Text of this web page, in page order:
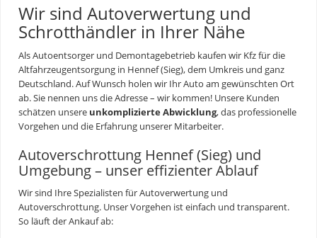
Wir sind Autoverwertung und
Schrotthändler in Ihrer Nähe
Als Autoentsorger und Demontagebetrieb kaufen wir Kfz für die
Altfahrzeugentsorgung in Hennef (Sieg), dem Umkreis und ganz
Deutschland. Auf Wunsch holen wir Ihr Auto am gewünschten Ort
ab. Sie nennen uns die Adresse – wir kommen! Unsere Kunden
schätzen unsere unkomplizierte Abwicklung, das professionelle
Vorgehen und die Erfahrung unserer Mitarbeiter.
Autoverschrottung Hennef (Sieg) und
Umgebung – unser effizienter Ablauf
Wir sind Ihre Spezialisten fürAutoverwertung und
Autoverschrottung. Unser Vorgehen ist einfach und transparent.
So läuft der Ankauf ab: